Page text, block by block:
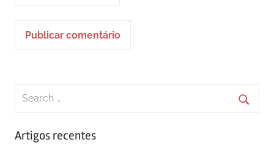
Search
Artigos recentes